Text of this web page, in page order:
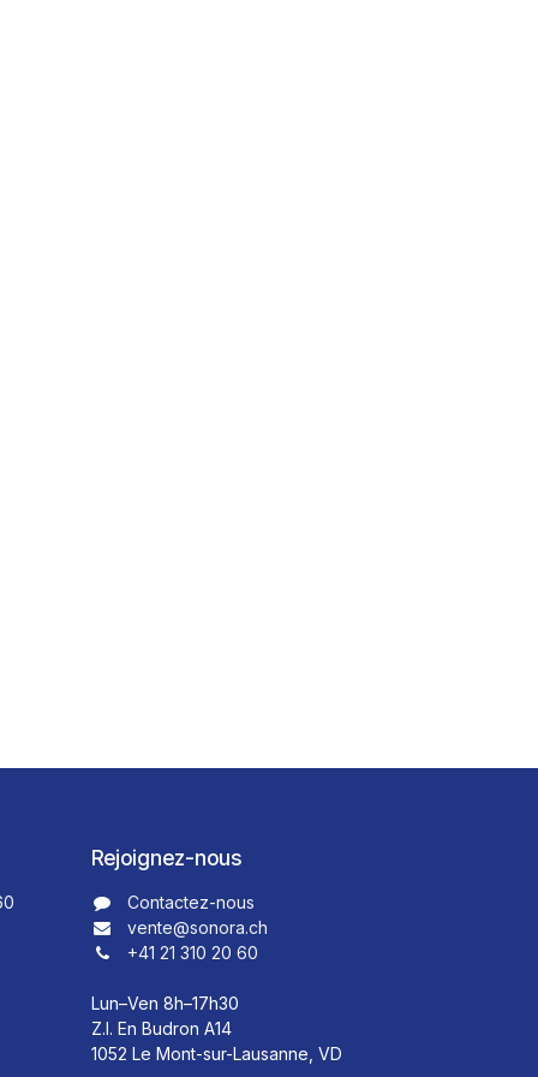
Rejoignez-nous
Contactez-nous​​
vente@sonora.ch
+41 21 310 20 60
Lun–Ven 8h–17h30
Z.I. En Budron A14
1052 Le Mont-sur-Lausanne, VD